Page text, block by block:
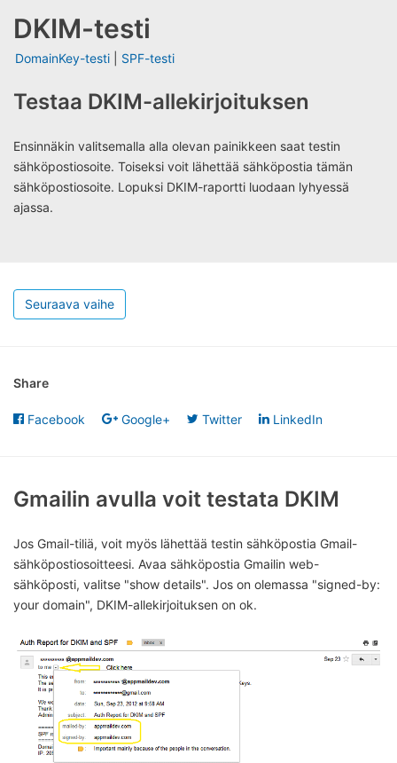
DKIM-testi
DomainKey-testi SPF-testi
Testaa DKIM-allekirjoituksen
Ensinnäkin valitsemalla alla olevan painikkeen saat testin
sähköpostiosoite. Toiseksi voit lähettää sähköpostia tämän
sähköpostiosoite. Lopuksi DKIM-raportti luodaan lyhyessä
ajassa.
Seuraava vaihe
Share
Facebook Google+ Twitter LinkedIn
Gmailin avulla voit testata DKIM
Jos Gmail-tiliä, voit myös lähettää testin sähköpostia Gmail-
sähköpostiosoitteesi. Avaa sähköpostia Gmailin web-
sähköposti, valitse "show details". Jos on olemassa "signed-by:
your domain", DKIM-allekirjoituksen on ok.